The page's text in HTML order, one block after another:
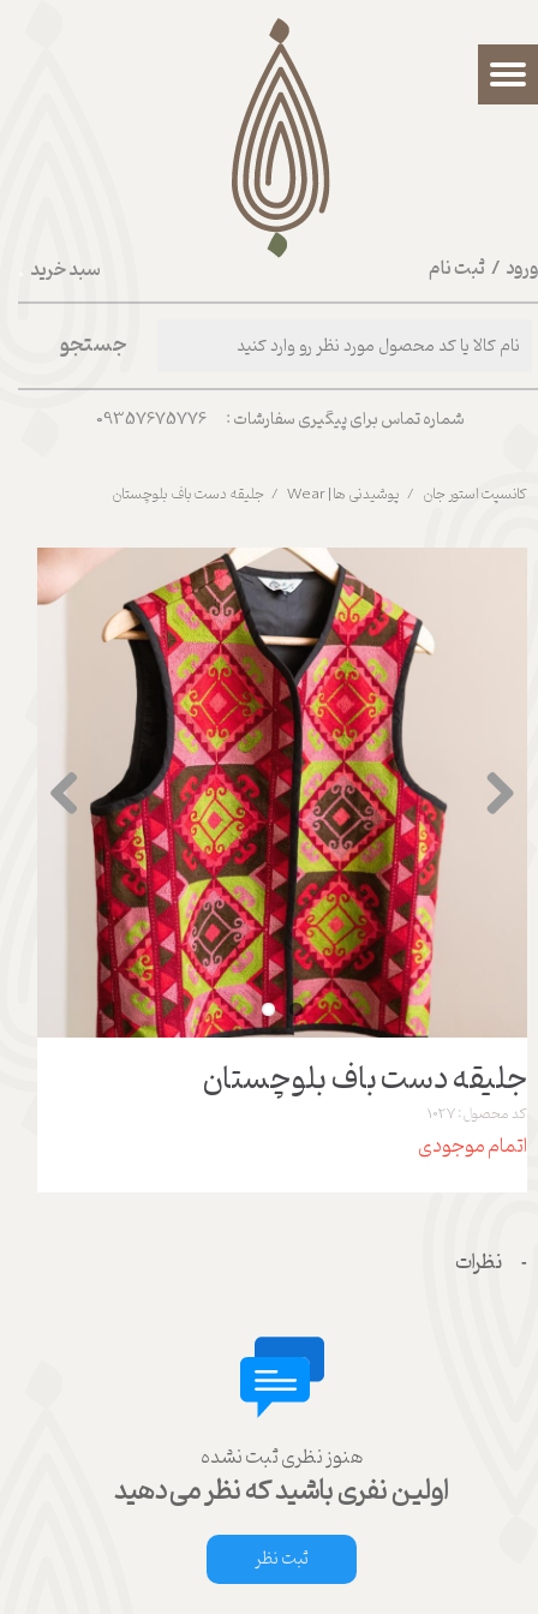
سبد خرید / ثبت نام
حساب کاربری من
تغییر گذر واژه
شماره تماس برای پیگیری سفارشات : 09357675776
جستجو
کانسپت استور جان پوشیدنی ها | Wear جلیقه دست باف بلوچستان
جلیقه دست باف بلوچستان
کد محصول: 1027
اتمام موجودی
نظرات
هنوز نظری ثبت نشده
اولین نفری باشید که نظر می‌دهید
ثبت نظر